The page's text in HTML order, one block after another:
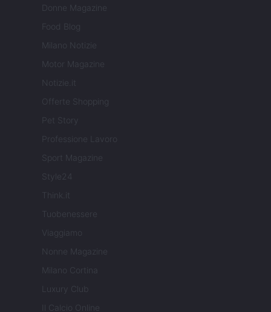
Donne Magazine
Food Blog
Milano Notizie
Motor Magazine
Notizie.it
Offerte Shopping
Pet Story
Professione Lavoro
Sport Magazine
Style24
Think.it
Tuobenessere
Viaggiamo
Nonne Magazine
Milano Cortina
Luxury Club
Il Calcio Online